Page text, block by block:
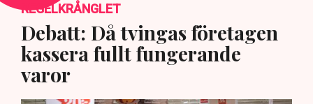
REGELKRÅNGLET
Debatt: Då tvingas företagen
kassera fullt fungerande
varor